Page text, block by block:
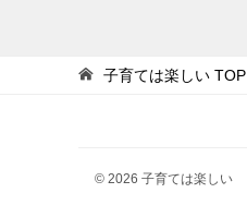
子育ては楽しい TOP
© 2026 子育ては楽しい